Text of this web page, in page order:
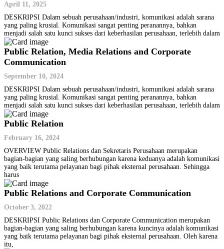
April 11, 2025
DESKRIPSI Dalam sebuah perusahaan/industri, komunikasi adalah sarana
yang paling krusial. Komunikasi sangat penting peranannya, bahkan
menjadi salah satu kunci sukses dari keberhasilan perusahaan, terlebih dalam
Public Relation, Media Relations and Corporate
Communication
September 10, 2024
DESKRIPSI Dalam sebuah perusahaan/industri, komunikasi adalah sarana
yang paling krusial. Komunikasi sangat penting peranannya, bahkan
menjadi salah satu kunci sukses dari keberhasilan perusahaan, terlebih dalam
Public Relation
February 16, 2024
OVERVIEW Public Relations dan Sekretaris Perusahaan merupakan
bagian-bagian yang saling berhubungan karena keduanya adalah komunikasi
yang baik terutama pelayanan bagi pihak eksternal perusahaan. Sehingga
harus
Public Relations and Corporate Communication
October 3, 2022
DESKRIPSI Public Relations dan Corporate Communication merupakan
bagian-bagian yang saling berhubungan karena kuncinya adalah komunikasi
yang baik terutama pelayanan bagi pihak eksternal perusahaan. Oleh karena
itu,